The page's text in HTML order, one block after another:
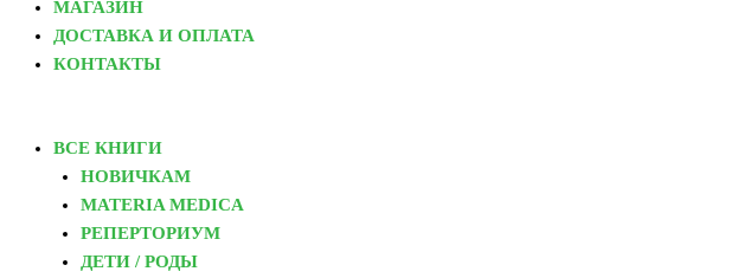
МАГАЗИН
ДОСТАВКА И ОПЛАТА
КОНТАКТЫ
ВСЕ КНИГИ
НОВИЧКАМ
MATERIA MEDICA
РЕПЕРТОРИУМ
ДЕТИ / РОДЫ